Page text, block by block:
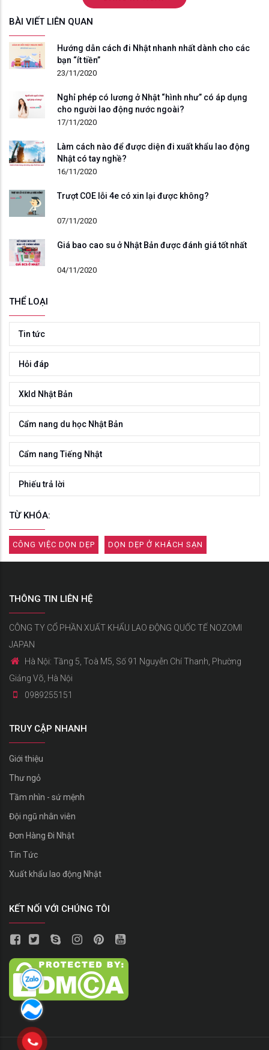
BÀI VIẾT LIÊN QUAN
Hướng dẫn cách đi Nhật nhanh nhất dành cho các
bạn “ít tiền”
23/11/2020
Nghỉ phép có lương ở Nhật “hình như” có áp dụng
cho người lao động nước ngoài?
17/11/2020
Làm cách nào để được diện đi xuất khẩu lao động
Nhật có tay nghề?
16/11/2020
Trượt COE lỗi 4e có xin lại được không?
07/11/2020
Giá bao cao su ở Nhật Bản được đánh giá tốt nhất
04/11/2020
THỂ LOẠI
Tin tức
Hỏi đáp
Xkld Nhật Bản
Cẩm nang du học Nhật Bản
Cẩm nang Tiếng Nhật
Phiếu trả lời
TỪ KHÓA:
CÔNG VIỆC DỌN DẸP DỌN DẸP Ở KHÁCH SẠN
THÔNG TIN LIÊN HỆ
CÔNG TY CỔ PHẦN XUẤT KHẨU LAO ĐỘNG QUỐC TẾ NOZOMI
JAPAN
Hà Nội: Tầng 5, Toà M5, Số 91 Nguyễn Chí Thanh, Phường
Giảng Võ, Hà Nội
0989255151
TRUY CẬP NHANH
Giới thiệu
Thư ngỏ
Tầm nhìn - sứ mệnh
Đội ngũ nhân viên
Đơn Hàng Đi Nhật
Tin Tức
Xuất khẩu lao động Nhật
KẾT NỐI VỚI CHÚNG TÔI